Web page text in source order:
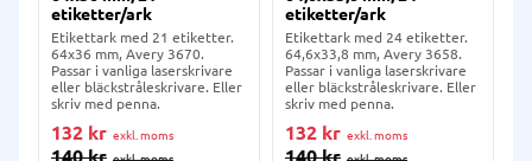
etiketter/ark
Etikettark med 21 etiketter.
64x36 mm, Avery 3670.
Passar i vanliga laserskrivare
eller bläckstråleskrivare. Eller
skriv med penna.
132 kr
140kr
etiketter/ark
Etikettark med 24 etiketter.
64,6x33,8 mm, Avery 3658.
Passar i vanliga laserskrivare
eller bläckstråleskrivare. Eller
skriv med penna.
132 kr
140kr